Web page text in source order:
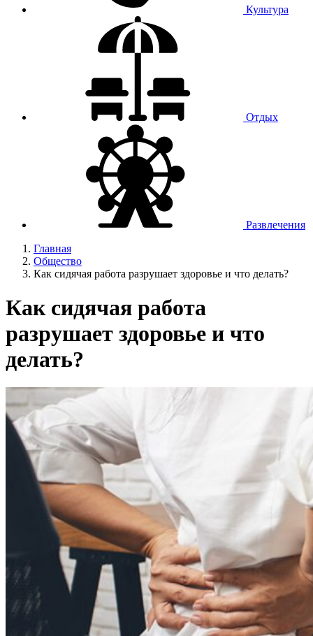
Культура
Отдых
Развлечения
Главная
Общество
Как сидячая работа разрушает здоровье и что делать?
Как сидячая работа
разрушает здоровье и что
делать?